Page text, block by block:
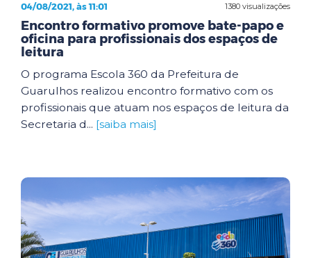
1380 visualizações
04/08/2021, às 11:01
Encontro formativo promove bate-papo e
oficina para profissionais dos espaços de
leitura
O programa Escola 360 da Prefeitura de
Guarulhos realizou encontro formativo com os
profissionais que atuam nos espaços de leitura da
Secretaria d... [saiba mais]